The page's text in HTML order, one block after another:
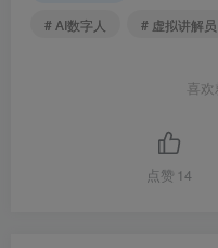
# AI数字人
# 虚拟讲解员
喜
点赞 14